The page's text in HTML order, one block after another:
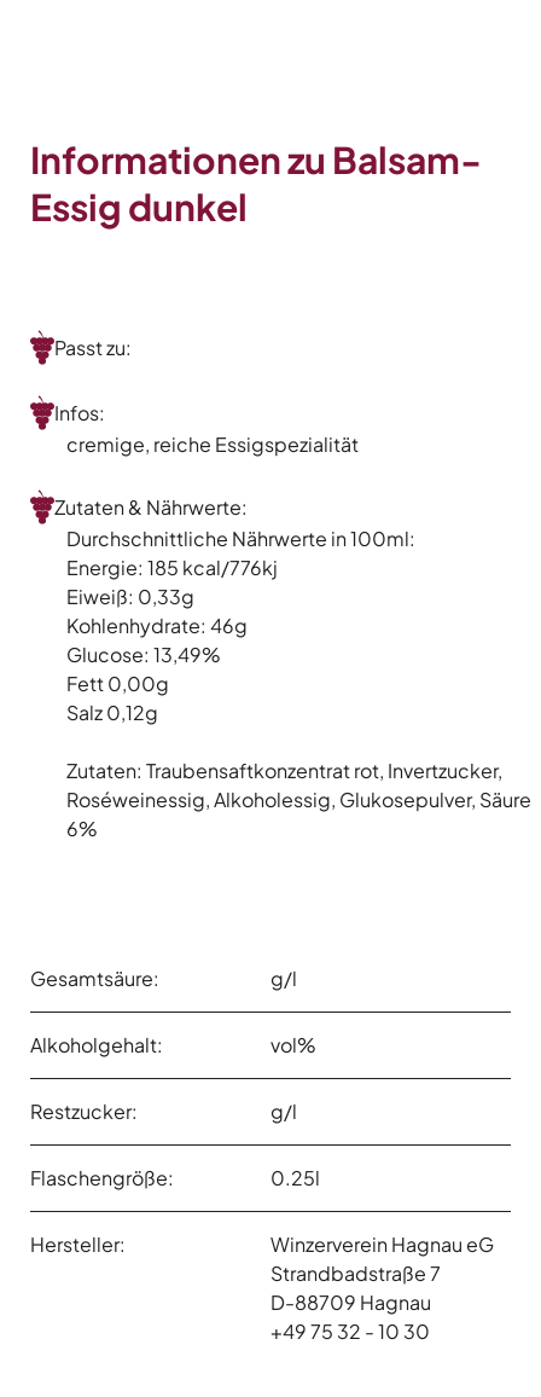
Informationen zu Balsam-
Essig dunkel
Passt zu:
Infos:
cremige, reiche Essigspezialität
Zutaten & Nährwerte:
Durchschnittliche Nährwerte in 100ml:
Energie: 185 kcal/776kj
Eiweiß: 0,33g
Kohlenhydrate: 46g
Glucose: 13,49%
Fett 0,00g
Salz 0,12g
Zutaten: Traubensaftkonzentrat rot, Invertzucker,
Roséweinessig, Alkoholessig, Glukosepulver, Säure
6%
Gesamtsäure: g/l
Alkoholgehalt: vol%
Restzucker: g/l
Flaschengröße: 0.25l
Hersteller:
Winzerverein Hagnau eG
Strandbadstraße 7
D-88709 Hagnau
+49 75 32 - 10 30